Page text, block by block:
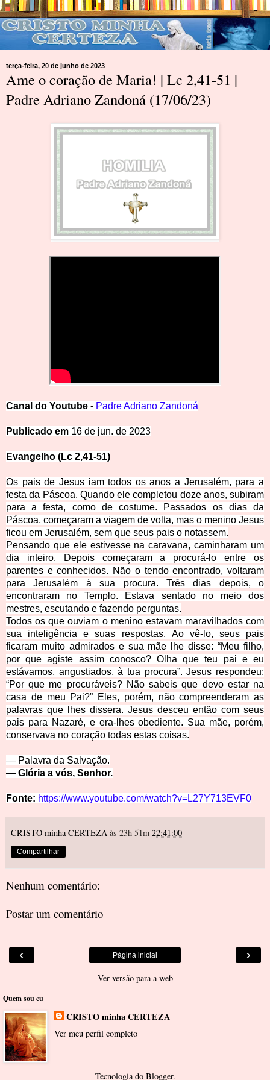
terça-feira, 20 de junho de 2023
Ame o coração de Maria! | Lc 2,41-51 |
Padre Adriano Zandoná (17/06/23)
Canal do Youtube - Padre Adriano Zandoná
Publicado em 16 de jun. de 2023
Evangelho (Lc 2,41-51)
Os pais de Jesus iam todos os anos a Jerusalém, para a
festa da Páscoa. Quando ele completou doze anos, subiram
para a festa, como de costume. Passados os dias da
Páscoa, começaram a viagem de volta, mas o menino Jesus
ficou em Jerusalém, sem que seus pais o notassem.
Pensando que ele estivesse na caravana, caminharam um
dia inteiro. Depois começaram a procurá-lo entre os
parentes e conhecidos. Não o tendo encontrado, voltaram
para Jerusalém à sua procura. Três dias depois, o
encontraram no Templo. Estava sentado no meio dos
mestres, escutando e fazendo perguntas.
Todos os que ouviam o menino estavam maravilhados com
sua inteligência e suas respostas. Ao vê-lo, seus pais
ficaram muito admirados e sua mãe lhe disse: “Meu filho,
por que agiste assim conosco? Olha que teu pai e eu
estávamos, angustiados, à tua procura”.Jesus respondeu:
“Por que me procuráveis? Não sabeis que devo estar na
casa de meu Pai?” Eles, porém, não compreenderam as
palavras que lhes dissera. Jesus desceu então com seus
pais para Nazaré, e era-lhes obediente. Sua mãe, porém,
conservava no coração todas estas coisas.
— Palavra da Salvação.
— Glória a vós, Senhor.
Fonte: https://www.youtube.com/watch?v=L27Y713EVF0
CRISTO minha CERTEZA às 23h 51m 22:41:00
Compartilhar
Nenhum comentário:
Postar um comentário
‹ ›
Página inicial
Ver versão para a web
Quem sou eu
CRISTO minha CERTEZA
Ver meu perfil completo
Tecnologia do Blogger.